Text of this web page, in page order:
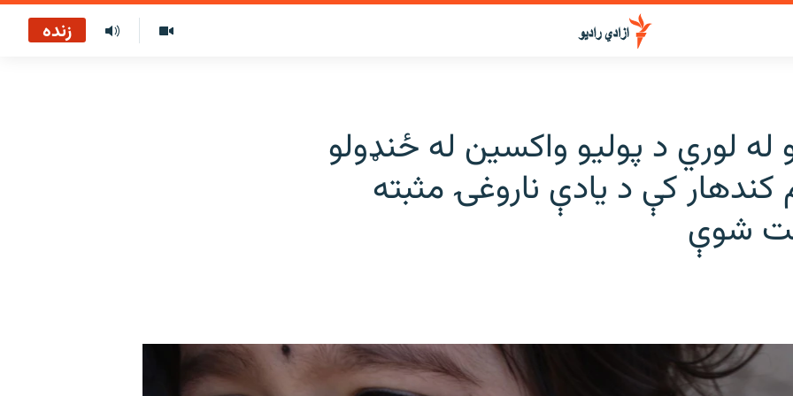
زنده
له لوري د پوليو واکسين له ځنډولو
کې د يادې ناروغۍ مثبته
شوې